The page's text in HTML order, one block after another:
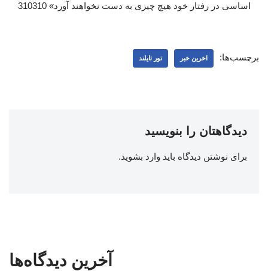
اساسی در رفتار خود هیچ چیزی به دست نخواهند آورد» 310310
برچسب‌ها: اخرین خبر تور تایلند
دیدگاهتان را بنویسید
برای نوشتن دیدگاه باید وارد بشوید.
آخرین دیدگاه‌ها